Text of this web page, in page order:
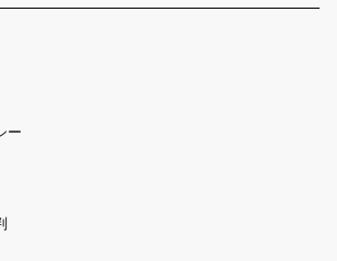
ー